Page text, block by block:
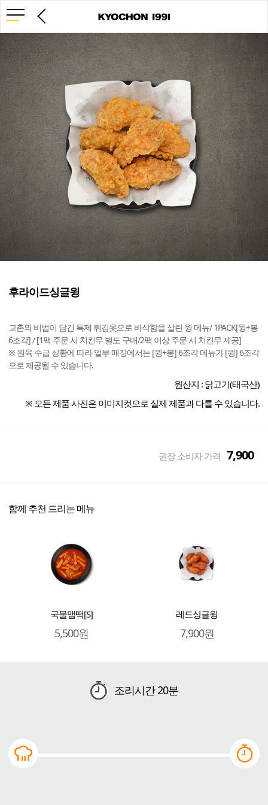
후라이드싱글윙
교촌의 비법이 담긴 특제 튀김옷으로 바삭함을 살린 윙 메뉴/ 1PACK[윙+봉
6조각] / [1팩 주문 시 치킨무 별도 구매/2팩 이상 주문 시 치킨무 제공]
※ 원육 수급 상황에 따라 일부 매장에서는 [윙+봉] 6조각 메뉴가 [윙] 6조각
으로 제공될 수 있습니다.
원산지 : 닭고기(태국산)
※ 모든 제품 사진은 이미지컷으로 실제 제품과 다를 수 있습니다.
권장 소비자 가격 7,900
함께 추천 드리는 메뉴
국물맵떡[S]
5,500원
레드싱글윙
7,900원
조리시간20분